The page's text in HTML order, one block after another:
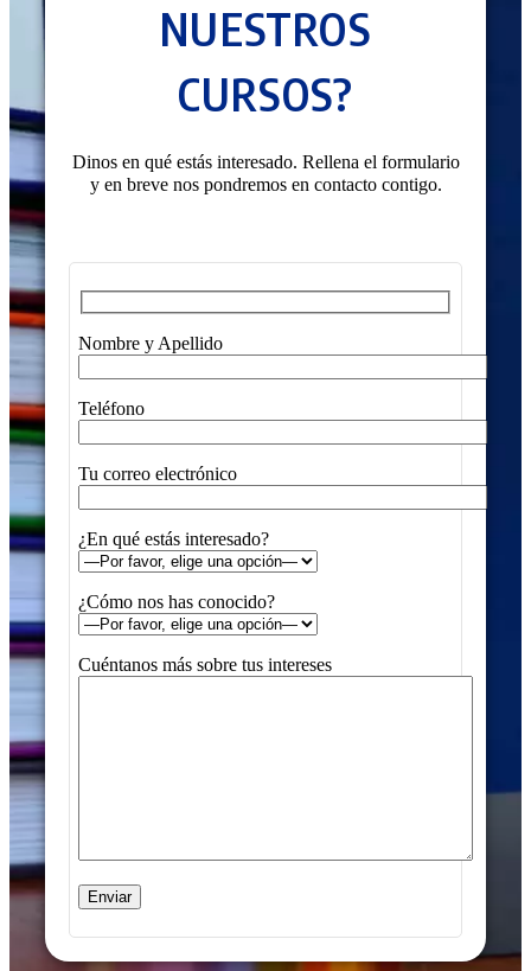
NUESTROS
CURSOS?
Dinos en qué estás interesado. Rellena el formulario
y en breve nos pondremos en contacto contigo.
Nombre y Apellido
Teléfono
Tu correo electrónico
¿En qué estás interesado?
¿Cómo nos has conocido?
Cuéntanos más sobre tus intereses